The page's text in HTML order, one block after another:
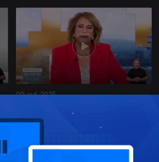
09 out. 2025